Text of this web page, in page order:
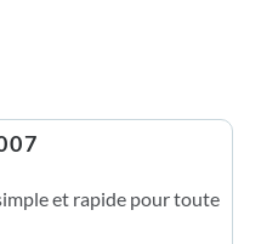
et rapide pour toute